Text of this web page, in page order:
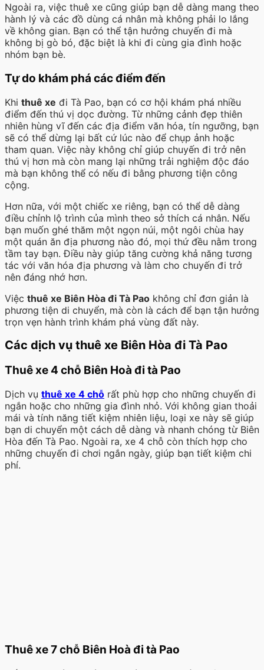
Ngoài ra, việc thuê xe cũng giúp bạn dễ dàng mang theo
hành lý và các đồ dùng cá nhân mà không phải lo lắng
về không gian. Bạn có thể tận hưởng chuyến đi mà
không bị gò bó, đặc biệt là khi đi cùng gia đình hoặc
nhóm bạn bè.
Tự do khám phá các điểm đến
Khi thuê xe đi Tà Pao, bạn có cơ hội khám phá nhiều
điểm đến thú vị dọc đường. Từ những cảnh đẹp thiên
nhiên hùng vĩ đến các địa điểm văn hóa, tín ngưỡng, bạn
sẽ có thể dừng lại bất cứ lúc nào để chụp ảnh hoặc
tham quan. Việc này không chỉ giúp chuyến đi trở nên
thú vị hơn mà còn mang lại những trải nghiệm độc đáo
mà bạn không thể có nếu đi bằng phương tiện công
cộng.
Hơn nữa, với một chiếc xe riêng, bạn có thể dễ dàng
điều chỉnh lộ trình của mình theo sở thích cá nhân. Nếu
bạn muốn ghé thăm một ngọn núi, một ngôi chùa hay
một quán ăn địa phương nào đó, mọi thứ đều nằm trong
tầm tay bạn. Điều này giúp tăng cường khả năng tương
tác với văn hóa địa phương và làm cho chuyến đi trở
nên đáng nhớ hơn.
Việc thuê xe Biên Hòa đi Tà Pao không chỉ đơn giản là
phương tiện di chuyển, mà còn là cách để bạn tận hưởng
trọn vẹn hành trình khám phá vùng đất này.
Các dịch vụ thuê xe Biên Hòa đi Tà Pao
Thuê xe 4 chỗ Biên Hoà đi tà Pao
Dịch vụ thuê xe 4 chỗ rất phù hợp cho những chuyến đi
ngắn hoặc cho những gia đình nhỏ. Với không gian thoải
mái và tính năng tiết kiệm nhiên liệu, loại xe này sẽ giúp
bạn di chuyển một cách dễ dàng và nhanh chóng từ Biên
Hòa đến Tà Pao. Ngoài ra, xe 4 chỗ còn thích hợp cho
những chuyến đi chơi ngắn ngày, giúp bạn tiết kiệm chi
phí.
Thuê xe 7 chỗ Biên Hoà đi tà Pao